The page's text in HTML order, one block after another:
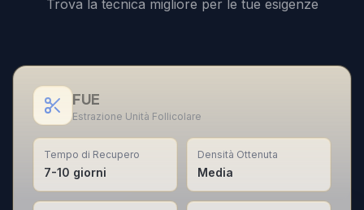
Trova la tecnica migliore per le tue esigenze
FUE
Estrazione Unità Follicolare
Tempo di Recupero
7-10 giorni
Densità Ottenuta
Media